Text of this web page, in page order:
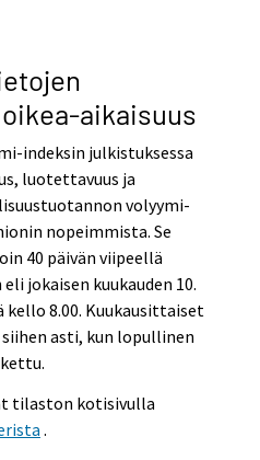
aikaisuus
indeksin julkistuksessa
luotettavuus ja
volyymi-
nopeimmista. Se
40 päivän viipeellä
jokaisen kuukauden 10.
kello 8.00. Kuukausittaiset
asti, kun lopullinen
tilaston kotisivulla
.